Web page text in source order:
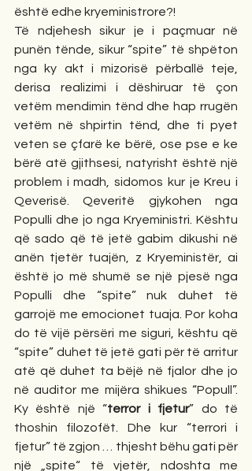
është edhe kryeministrore?!
Të ndjehesh sikur je i paçmuar në
punën tënde, sikur “spite” të shpëton
nga ky akt i mizorisë përballë teje,
derisa realizimi i dëshiruar të çon
vetëm mendimin tënd dhe hap rrugën
vetëm në shpirtin tënd, dhe ti pyet
veten se çfarë ke bërë, ose pse e ke
bërë atë gjithsesi, natyrisht është një
problem i madh, sidomos kur je Kreu i
Qeverisë. Qeveritë gjykohen nga
Populli dhe jo nga Kryeministri. Kështu
që sado që të jetë gabim dikushi në
anën tjetër tuajën, z Kryeministër, ai
është jo më shumë se një pjesë nga
Populli dhe “spite” nuk duhet të
garrojë me emocionet tuaja. Por koha
do të vijë përsëri me siguri, kështu që
“spite” duhet të jetë gati për të arritur
atë që duhet ta bëjë në fjalor dhe jo
në auditor me mijëra shikues “Popull”.
Ky është një “terror i fjetur” do të
thoshin filozofët. Dhe kur “terrori i
fjetur” të zgjon … thjesht bëhu gati për
një „spite“ të vjetër, ndoshta me